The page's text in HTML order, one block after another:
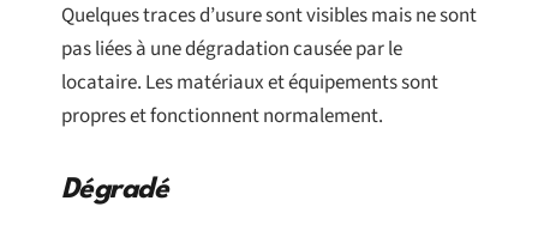
Quelques traces d’usure sont visibles mais ne sont
pas liées à une dégradation causée par le
locataire. Les matériaux et équipements sont
propres et fonctionnent normalement.
Dégradé